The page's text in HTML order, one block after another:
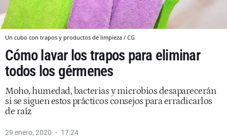
Un cubo con trapos y productos de limpieza / CG
Cómo lavar los trapos para eliminar
todos los gérmenes
Moho, humedad, bacterias y microbios desaparecerán
si se siguen estos prácticos consejos para erradicarlos
de raíz
29 enero, 2020 17:24